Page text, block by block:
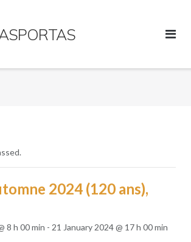
2024 (120 ans),
8 h 00 min - 21 January 2024 @ 17 h 00 min